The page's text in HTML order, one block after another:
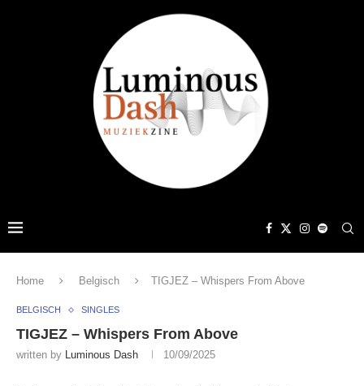
Home Belgisch TIGJEZ – Whispers From Above
BELGISCH SINGLES
TIGJEZ – Whispers From Above
written by Luminous Dash 10/09/2025